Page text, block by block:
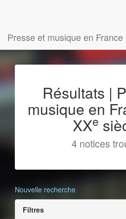
Presse et musique en France
Résultats |
musique en
XXe
4 notices
Nouvelle recherche
Filtres